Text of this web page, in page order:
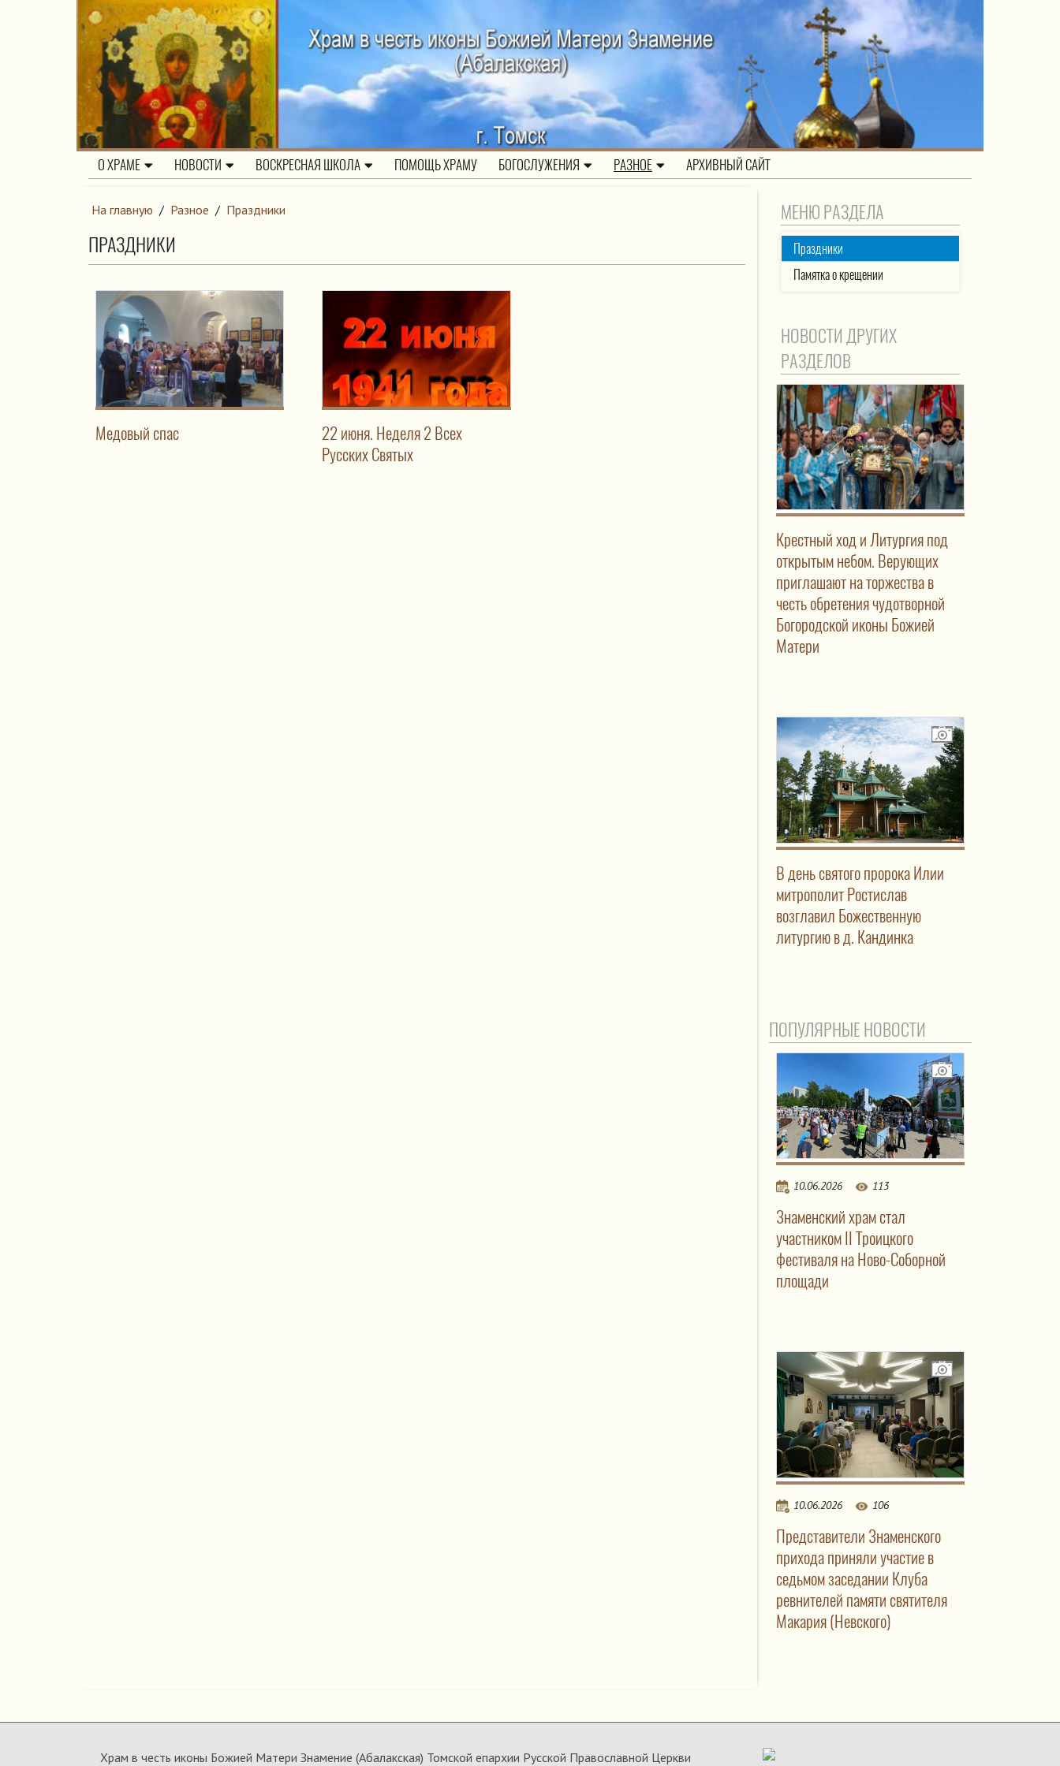
О ХРАМЕ НОВОСТИ ВОСКРЕСНАЯ ШКОЛА ПОМОЩЬ ХРАМУ БОГОСЛУЖЕНИЯ РАЗНОЕ АРХИВНЫЙ САЙТ
На главную / Разное / Праздники
ПРАЗДНИКИ
Медовый спас
22 июня. Неделя 2 Всех
Русских Святых
МЕНЮ РАЗДЕЛА
Праздники
Памятка о крещении
НОВОСТИ ДРУГИХ
РАЗДЕЛОВ
Крестный ход и Литургия под
открытым небом. Верующих
приглашают на торжества в
честь обретения чудотворной
Богородской иконы Божией
Матери
В день святого пророка Илии
митрополит Ростислав
возглавил Божественную
литургию в д. Кандинка
ПОПУЛЯРНЫЕ НОВОСТИ
10.06.2026 113
Знаменский храм стал
участником II Троицкого
фестиваля на Ново-Соборной
площади
10.06.2026 106
Представители Знаменского
прихода приняли участие в
седьмом заседании Клуба
ревнителей памяти святителя
Макария (Невского)
Храм в честь иконы Божией Матери Знамение (Абалакская) Томской епархии Русской Православной Церкви